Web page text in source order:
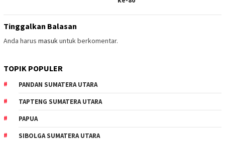
Tinggalkan Balasan
Anda harus masukuntuk berkomentar.
TOPIK POPULER
PANDAN SUMATERA UTARA
TAPTENG SUMATERA UTARA
PAPUA
SIBOLGA SUMATERA UTARA